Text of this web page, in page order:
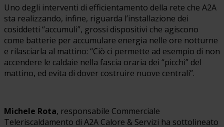
Uno degli interventi di efficientamento della rete che A2A
sta realizzando, infine, riguarda l’installazione dei
cosiddetti “accumuli”, grossi dispositivi che agiscono
come batterie per accumulare energia nelle ore notturne
e rilasciarla al mattino: “Ciò ci permette ad esempio di non
accendere le caldaie nella fascia oraria dei “picchi” del
mattino, ed evita di dover costruire nuove centrali”.
Michele Rota, responsabile Commerciale
Teleriscaldamento di A2A Calore & Servizi ha sottolineato